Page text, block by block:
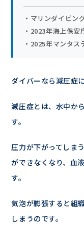
・マリンダイビン
・2023年海上保安
・2025年マンタス
ダイバーなら減圧症
減圧症とは、水中か
す。
圧力が下がってしま
ができなくなり、血
す。
気泡が膨張すると組
しまうのです。